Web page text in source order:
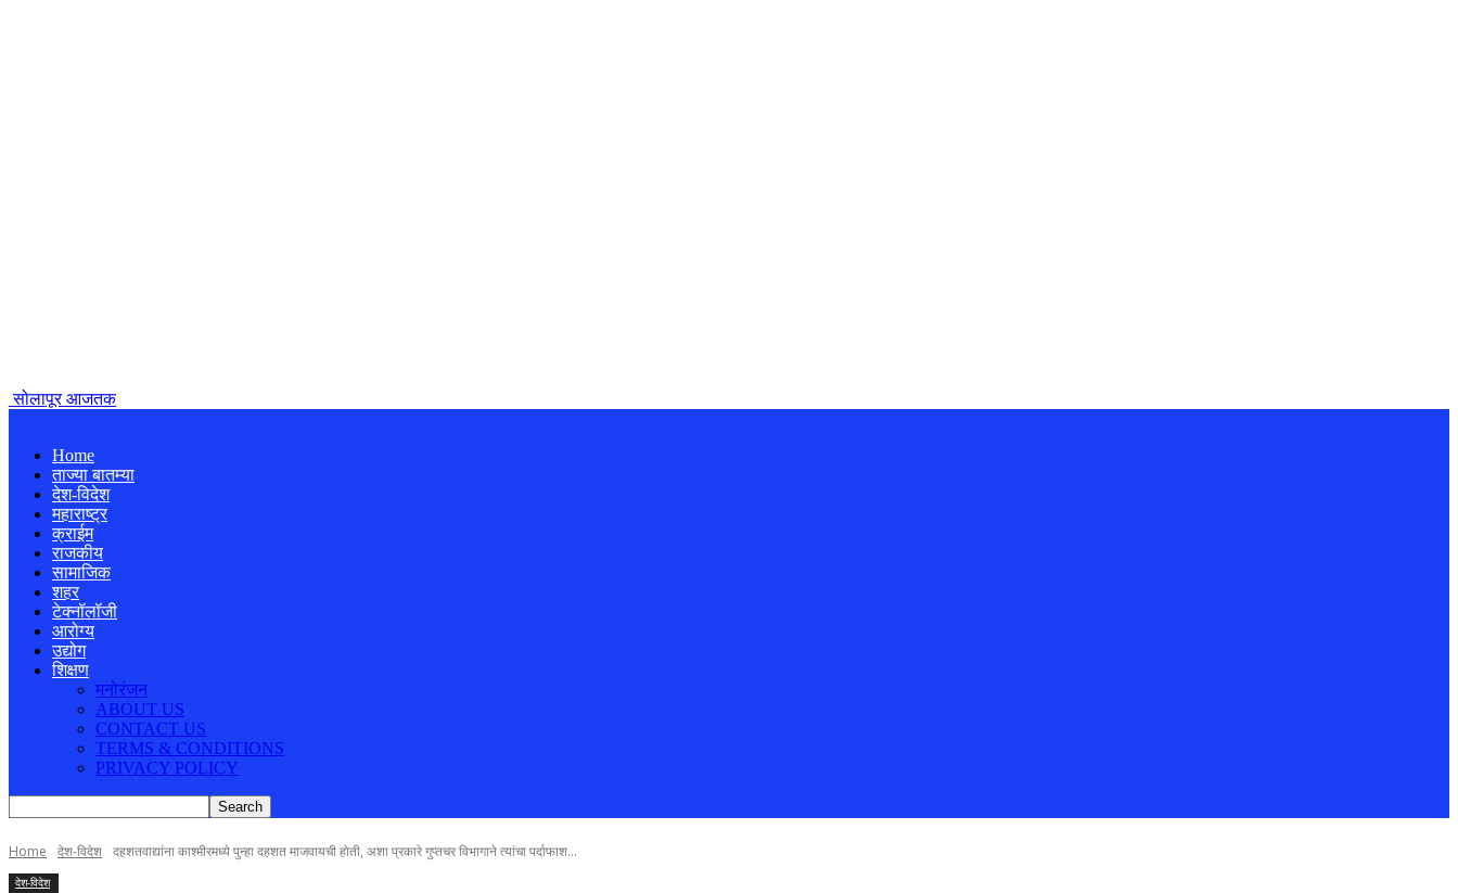
सोलापूर आजतक
Home
ताज्या बातम्या
देश-विदेश
महाराष्ट्र
क्राईम
राजकीय
सामाजिक
शहर
टेक्नॉलॉजी
आरोग्य
उद्योग
शिक्षण
मनोरंजन
ABOUT US
CONTACT US
TERMS & CONDITIONS
PRIVACY POLICY
Home देश-विदेश दहशतवाद्यांना काश्मीरमध्ये पुन्हा दहशत माजवायची होती, अशा प्रकारे गुप्तचर विभागाने त्यांचा पर्दाफाश...
देश-विदेश